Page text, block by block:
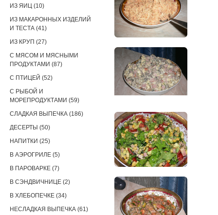
ИЗ ЯИЦ (10)
ИЗ МАКАРОННЫХ ИЗДЕЛИЙ
И ТЕСТА (41)
ИЗ КРУП (27)
С МЯСОМ И МЯСНЫМИ
ПРОДУКТАМИ (87)
С ПТИЦЕЙ (52)
С РЫБОЙ И
МОРЕПРОДУКТАМИ (59)
СЛАДКАЯ ВЫПЕЧКА (186)
ДЕСЕРТЫ (50)
НАПИТКИ (25)
В АЭРОГРИЛЕ (5)
В ПАРОВАРКЕ (7)
В СЭНДВИЧНИЦЕ (2)
В ХЛЕБОПЕЧКЕ (34)
НЕСЛАДКАЯ ВЫПЕЧКА (61)